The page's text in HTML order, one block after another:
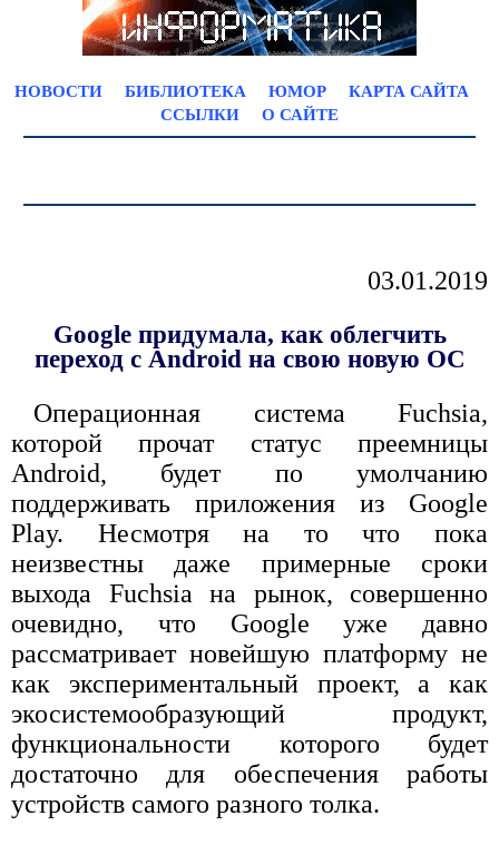
НОВОСТИ БИБЛИОТЕКА ЮМОР
КАРТА САЙТА
ССЫЛКИ
О САЙТЕ
03.01.2019
Google придумала, как облегчить
переход с Android на свою новую ОС
Операционная система Fuchsia,
которой прочат статус преемницы
Android, будет по умолчанию
поддерживать приложения из Google
Play. Несмотря на то что пока
неизвестны даже примерные сроки
выхода Fuchsia на рынок, совершенно
очевидно, что Google уже давно
рассматривает новейшую платформу не
как экспериментальный проект, а как
экосистемообразующий продукт,
функциональности которого будет
достаточно для обеспечения работы
устройств самого разного толка.